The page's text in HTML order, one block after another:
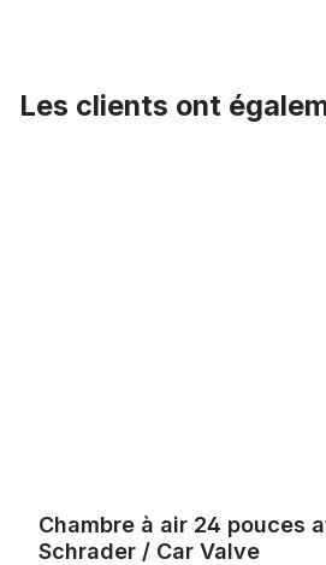
Les clients ont
Chambre à air 24 pouces
Schrader / Car Valve